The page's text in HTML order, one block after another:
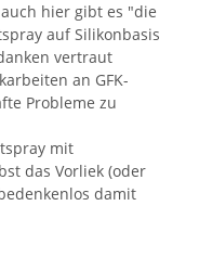
hier gibt es "die
auf Silikonbasis
vertraut
an GFK-
Probleme zu
mit
das Vorliek (oder
damit